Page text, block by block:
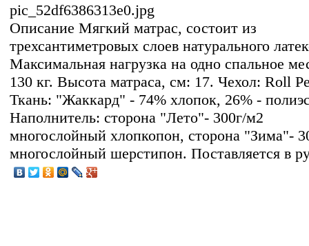
pic_52df6386313e0.jpg
Описание Мягкий матрас, состоит из
трехсантиметровых слоев натурального
Максимальная нагрузка на одно спальное
130 кг. Высота матраса, см: 17. Чехол: Roll
Ткань: "Жаккард" - 74% хлопок, 26% -
Наполнитель: сторона "Лето"- 300г/м2
многослойный хлопкопон, сторона "Зима"-
многослойный шерстипон. Поставляется в